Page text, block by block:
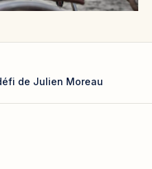
de Julien Moreau